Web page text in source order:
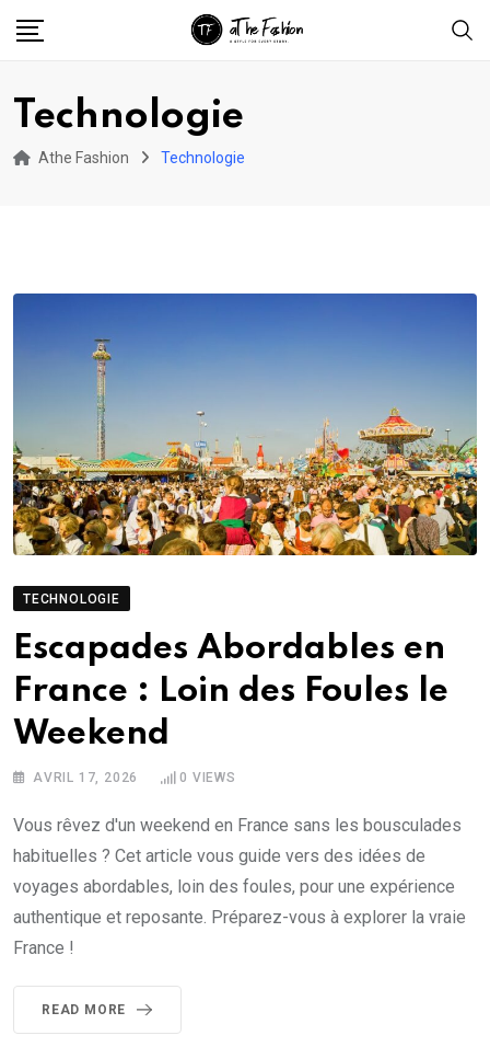
Technologie
Athe Fashion Technologie
TECHNOLOGIE
Escapades Abordables en
France : Loin des Foules le
Weekend
AVRIL 17, 2026 0 VIEWS
Vous rêvez d'un weekend en France sans les bousculades
habituelles ? Cet article vous guide vers des idées de
voyages abordables, loin des foules, pour une expérience
authentique et reposante. Préparez-vous à explorer la vraie
France !
READ MORE